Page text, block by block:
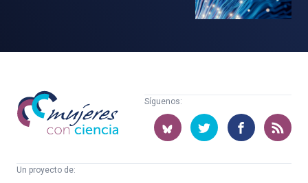
Mujeres
con
ciencia
Síguenos:
Un proyecto de: